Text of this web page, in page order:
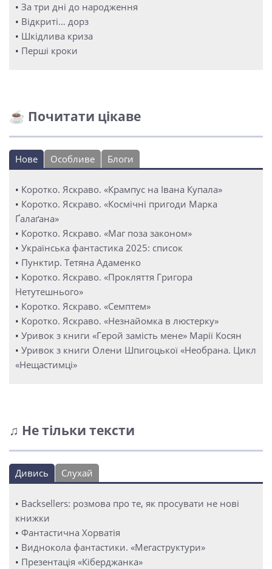
• За три дні до народження
• Відкриті… дорз
• Шкідлива криза
• Перші кроки
☕ Почитати цікаве
Нове Особливе Блоги
• Коротко. Яскраво. «Крампус на Івана Купала»
• Коротко. Яскраво. «Космічні пригоди Марка
Ґалаґана»
• Коротко. Яскраво. «Маг поза законом»
• Українська фантастика 2025: список
• Пунктир. Тетяна Адаменко
• Коротко. Яскраво. «Прокляття Григора
Нетутешнього»
• Коротко. Яскраво. «Семптем»
• Коротко. Яскраво. «Незнайомка в люстерку»
• Уривок з книги «Герой замість мене» Марії Косян
• Уривок з книги Олени Шпигоцької «Необрана. Цикл
«Нещастимці»
♫ Не тільки тексти
Дивись Слухай
• Backsellers: розмова про те, як просувати не нові
книжки
• Фантастична Хорватія
• Виднокола фантастики. «Мегаструктури»
• Презентація «Кіберджанка»